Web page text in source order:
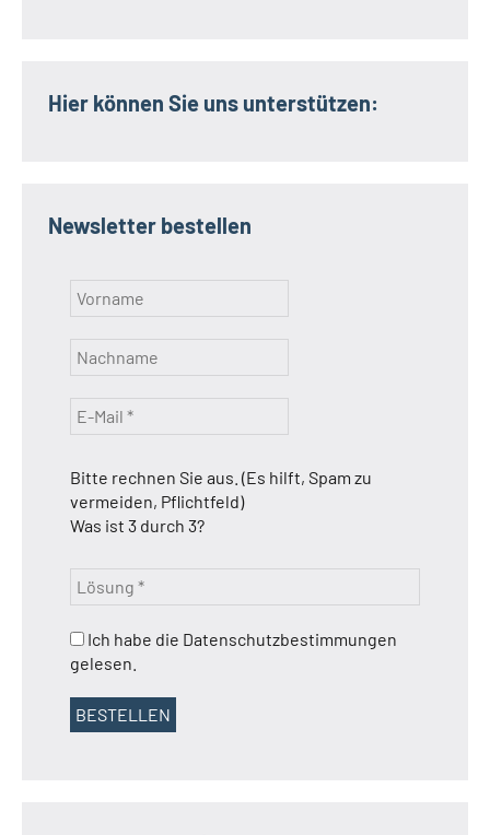
Hier können Sie uns unterstützen:
Newsletter bestellen
Bitte rechnen Sie aus. (Es hilft, Spam zu
vermeiden, Pflichtfeld)
Was ist 3 durch 3?
Ich habe die Datenschutzbestimmungen
gelesen.